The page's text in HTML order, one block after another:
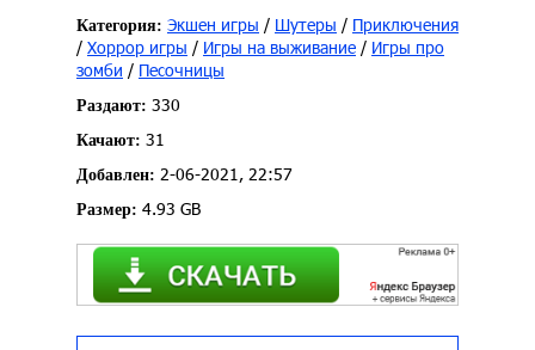
Категория: Экшен игры / Шутеры / Приключения
/ Хоррор игры / Игры на выживание / Игры про
зомби / Песочницы
Раздают: 330
Качают: 31
Добавлен: 2-06-2021, 22:57
Размер: 4.93 GB